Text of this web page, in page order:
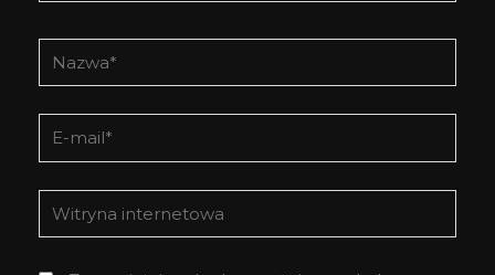
Nazwa*
E-
mail*
Witryna
internetowa